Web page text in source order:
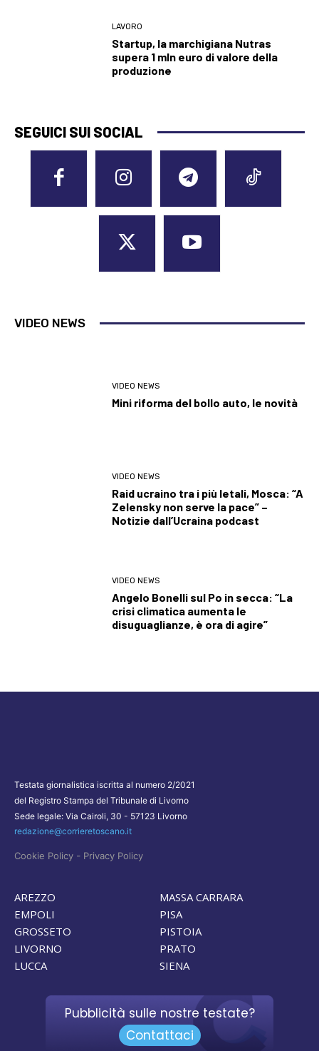
LAVORO
Startup, la marchigiana Nutras
supera 1 mln euro di valore della
produzione
SEGUICI SUI SOCIAL
VIDEO NEWS
VIDEO NEWS
Mini riforma del bollo auto, le novità
VIDEO NEWS
Raid ucraino tra i più letali, Mosca: “A
Zelensky non serve la pace” –
Notizie dall’Ucraina podcast
VIDEO NEWS
Angelo Bonelli sul Po in secca: “La
crisi climatica aumenta le
disuguaglianze, è ora di agire”
Testata giornalistica iscritta al numero 2/2021
del Registro Stampa del Tribunale di Livorno
Sede legale: Via Cairoli, 30 - 57123 Livorno
redazione@corrieretoscano.it
Cookie Policy - Privacy Policy
AREZZO
EMPOLI
GROSSETO
LIVORNO
LUCCA
MASSA CARRARA
PISA
PISTOIA
PRATO
SIENA
Pubblicità sulle nostre testate?
Contattaci